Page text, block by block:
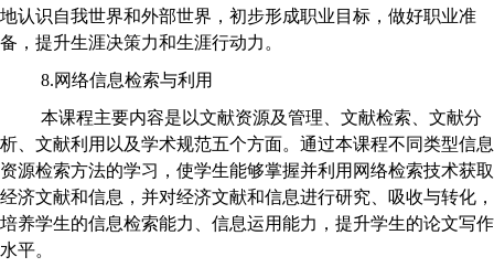
地认识自我世界和外部世界，初步形成职业目标，做好职业准
备，提升生涯决策力和生涯行动力。
8.网络信息检索与利用
本课程主要内容是以文献资源及管理、文献检索、文献分
析、文献利用以及学术规范五个方面。通过本课程不同类型信息
资源检索方法的学习，使学生能够掌握并利用网络检索技术获取
经济文献和信息，并对经济文献和信息进行研究、吸收与转化，
培养学生的信息检索能力、信息运用能力，提升学生的论文写作
水平。